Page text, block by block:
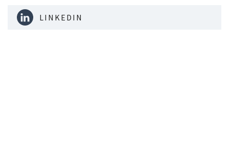
LINKEDIN